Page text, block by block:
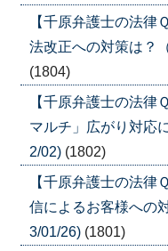
【千原弁護士の法
法改正への対策は？
(1804)
【千原弁護士の法
マルチ」広がり対応
2/02) (1802)
【千原弁護士の法
信によるお客様への
3/01/26) (1801)